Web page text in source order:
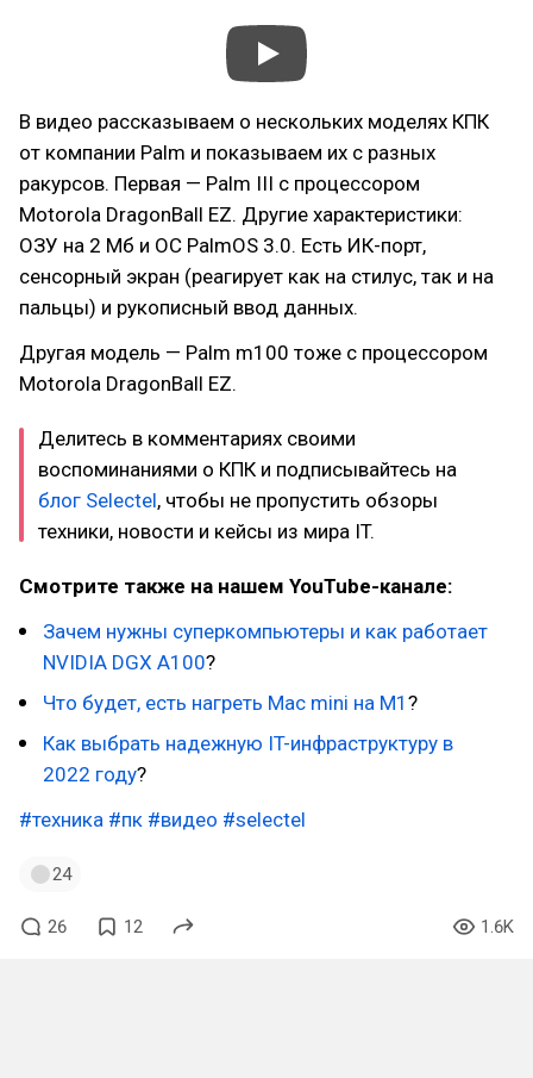
В видео рассказываем о нескольких моделях КПК
от компании Palm и показываем их с разных
ракурсов. Первая — Palm III с процессором
Motorola DragonBall EZ. Другие характеристики:
ОЗУ на 2 Мб и ОС PalmOS 3.0. Есть ИК-порт,
сенсорный экран (реагирует как на стилус, так и на
пальцы) и рукописный ввод данных.
Другая модель — Palm m100 тоже с процессором
Motorola DragonBall EZ.
Делитесь в комментариях своими
воспоминаниями о КПК и подписывайтесь на
блог Selectel, чтобы не пропустить обзоры
техники, новости и кейсы из мира IT.
Смотрите также на нашем YouTube-канале:
Зачем нужны суперкомпьютеры и как работает
NVIDIA DGX A100?
Что будет, есть нагреть Mac mini на M1 ?
Как выбрать надежную IT-инфраструктуру в
2022 году?
#техника #пк #видео #selectel
24
26 12 1.6K